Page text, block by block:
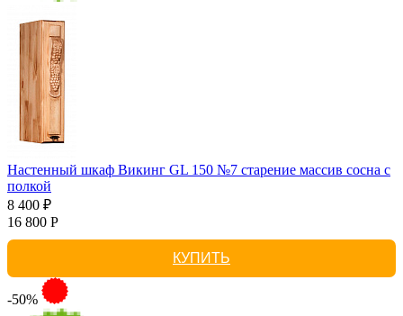
Настенный шкаф Викинг GL 150 №7 старение массив сосна с
полкой
8 400 ₽
16 800 Р
КУПИТЬ
-50%